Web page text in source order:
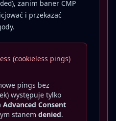
), zanim baner CMP
i przekazać
(cookieless pings)
pings bez
występuje tylko
Advanced Consent
stanem denied.